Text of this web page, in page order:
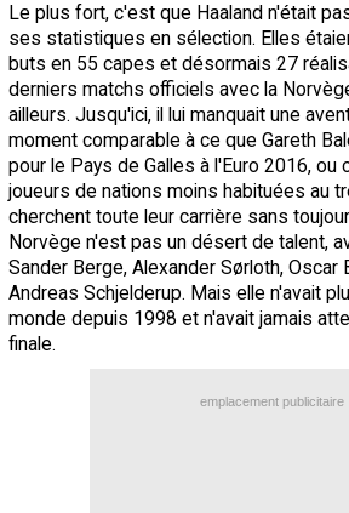
Le plus fort, c'est que Haaland n'était
ses statistiques en sélection. Elles
buts en 55 capes et désormais 27
derniers matchs officiels avec la
ailleurs. Jusqu'ici, il lui manquait une
moment comparable à ce que Gareth
pour le Pays de Galles à l'Euro 2016, ou
joueurs de nations moins habituées au
cherchent toute leur carrière sans
Norvège n'est pas un désert de talent,
Sander Berge, Alexander Sørloth, Oscar
Andreas Schjelderup. Mais elle n'avait
monde depuis 1998 et n'avait jamais
finale.
emplacement publicitaire